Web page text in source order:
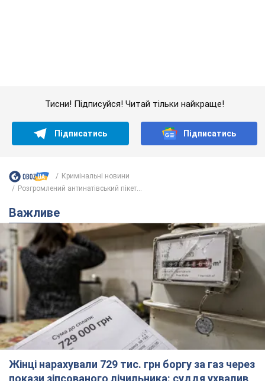
Жінці нарахували 729 тис. грн боргу за газ через
покази зіпсованого лічильника: суддя ухвалив
неочікуване рішення
Чи треба платити борг через донарахування
6 часов назад 10,0 т.
"Це Україна напала!" Оксана Вояж
викрила київського поета, якого
"зазомбували": він навіть російської